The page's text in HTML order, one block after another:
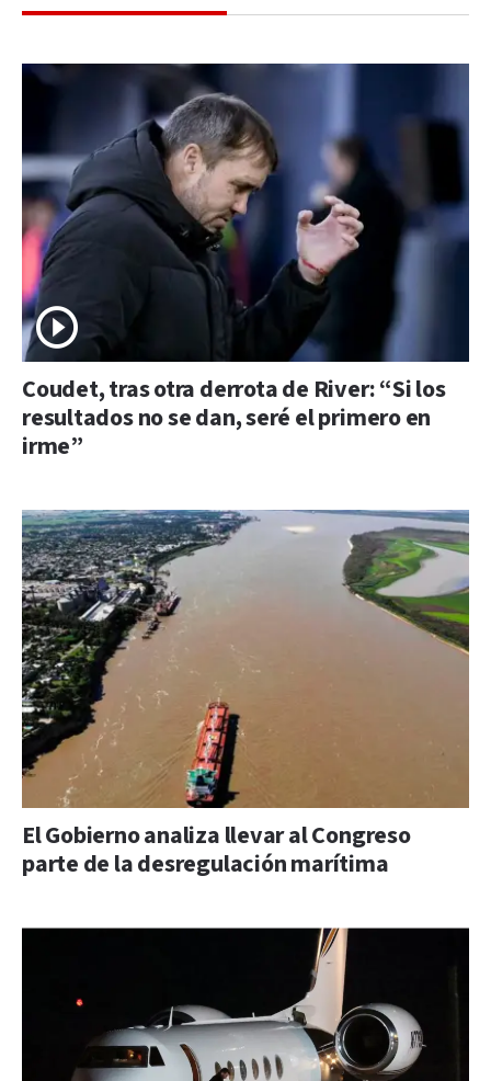
Coudet, tras otra derrota de River: “Si los
resultados no se dan, seré el primero en
irme”
El Gobierno analiza llevar al Congreso
parte de la desregulación marítima